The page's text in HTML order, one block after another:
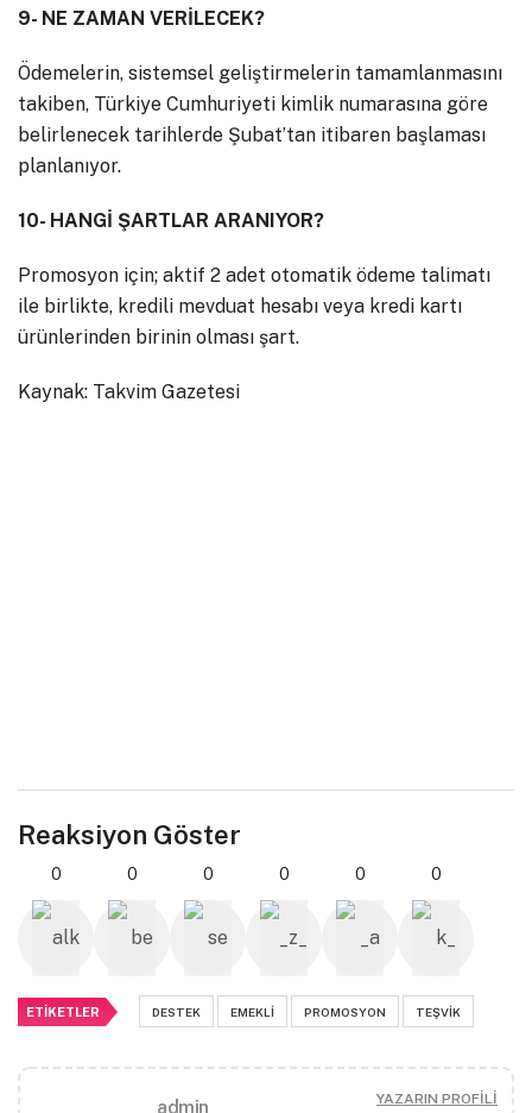
9- NE ZAMAN VERİLECEK?
Ödemelerin, sistemsel geliştirmelerin tamamlanmasını
takiben, Türkiye Cumhuriyeti kimlik numarasına göre
belirlenecek tarihlerde Şubat’tan itibaren başlaması
planlanıyor.
10- HANGİ ŞARTLAR ARANIYOR?
Promosyon için; aktif 2 adet otomatik ödeme talimatı
ile birlikte, kredili mevduat hesabı veya kredi kartı
ürünlerinden birinin olması şart.
Kaynak: Takvim Gazetesi
Reaksiyon Göster
0 0 0 0 0 0
ETIKETLER DESTEK EMEKLI PROMOSYON TEŞVIK
admin YAZARIN PROFILI